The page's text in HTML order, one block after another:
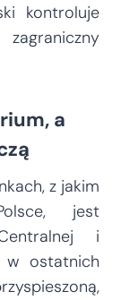
kontroluje
a
z jakim
jest
i
w ostatnich